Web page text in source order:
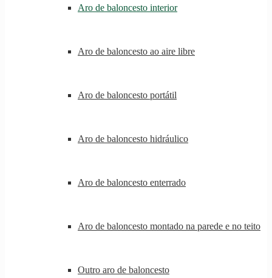
Aro de baloncesto interior
Aro de baloncesto ao aire libre
Aro de baloncesto portátil
Aro de baloncesto hidráulico
Aro de baloncesto enterrado
Aro de baloncesto montado na parede e no teito
Outro aro de baloncesto